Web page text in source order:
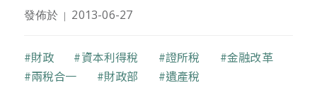
本文作者曾擔任上市公司部門主管及企業顧問，關心
發佈於 ｜ 2013-06-27
關鍵字
財政 資本利得稅 證所稅
金融改革
兩稅合一
財政部 遺產稅